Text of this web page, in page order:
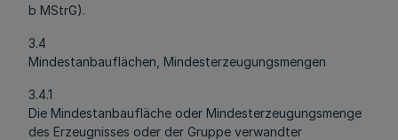
b MStrG).
3.4
Mindestanbauflächen, Mindesterzeugungsmengen
3.4.1
Die Mindestanbaufläche oder Mindesterzeugungsmenge
des Erzeugnisses oder der Gruppe verwandter